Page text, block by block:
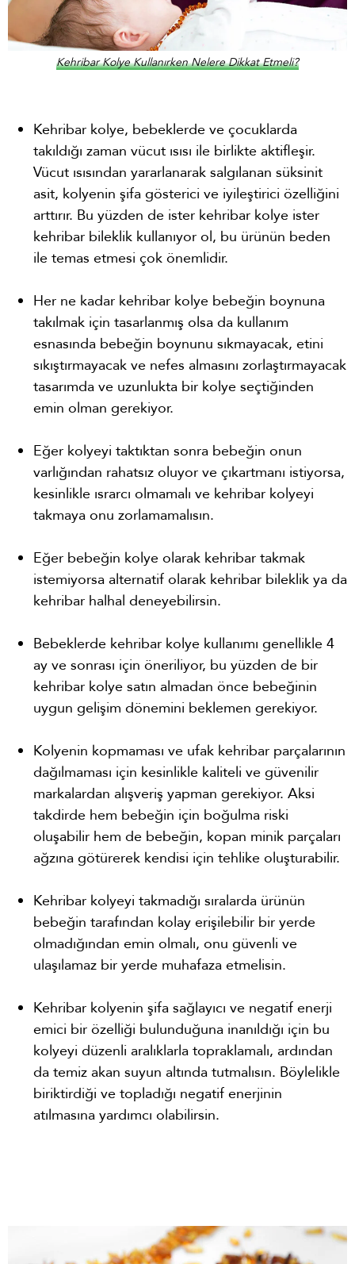
Kehribar Kolye Kullanırken Nelere Dikkat Etmeli?
Kehribar kolye, bebeklerde ve çocuklarda
takıldığı zaman vücut ısısı ile birlikte aktifleşir.
Vücut ısısından yararlanarak salgılanan süksinit
asit, kolyenin şifa gösterici ve iyileştirici özelliğini
arttırır. Bu yüzden de ister kehribar kolye ister
kehribar bileklik kullanıyor ol, bu ürünün beden
ile temas etmesi çok önemlidir.
Her ne kadar kehribar kolye bebeğin boynuna
takılmak için tasarlanmış olsa da kullanım
esnasında bebeğin boynunu sıkmayacak, etini
sıkıştırmayacak ve nefes almasını zorlaştırmayacak
tasarımda ve uzunlukta bir kolye seçtiğinden
emin olman gerekiyor.
Eğer kolyeyi taktıktan sonra bebeğin onun
varlığından rahatsız oluyor ve çıkartmanı istiyorsa,
kesinlikle ısrarcı olmamalı ve kehribar kolyeyi
takmaya onu zorlamamalısın.
Eğer bebeğin kolye olarak kehribar takmak
istemiyorsa alternatif olarak kehribar bileklik ya da
kehribar halhal deneyebilirsin.
Bebeklerde kehribar kolye kullanımı genellikle 4
ay ve sonrası için öneriliyor, bu yüzden de bir
kehribar kolye satın almadan önce bebeğinin
uygun gelişim dönemini beklemen gerekiyor.
Kolyenin kopmaması ve ufak kehribar parçalarının
dağılmaması için kesinlikle kaliteli ve güvenilir
markalardan alışveriş yapman gerekiyor. Aksi
takdirde hem bebeğin için boğulma riski
oluşabilir hem de bebeğin, kopan minik parçaları
ağzına götürerek kendisi için tehlike oluşturabilir.
Kehribar kolyeyi takmadığı sıralarda ürünün
bebeğin tarafından kolay erişilebilir bir yerde
olmadığından emin olmalı, onu güvenli ve
ulaşılamaz bir yerde muhafaza etmelisin.
Kehribar kolyenin şifa sağlayıcı ve negatif enerji
emici bir özelliği bulunduğuna inanıldığı için bu
kolyeyi düzenli aralıklarla topraklamalı, ardından
da temiz akan suyun altında tutmalısın. Böylelikle
biriktirdiği ve topladığı negatif enerjinin
atılmasına yardımcı olabilirsin.